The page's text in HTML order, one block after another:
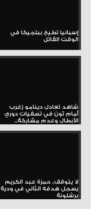
إسبانيا تطيح ببلجيكا في
الوقت القاتل
شاهد تعادل دينامو زغرب
أمام ثون في تصفيات دوري
الأبطال وعدم مشاركة...
لا يتوقف.. حمزة عبد الكريم
يسجل هدفه الثاني في ودية
برشلونة